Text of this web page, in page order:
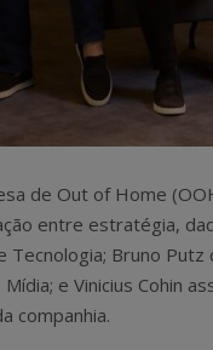
de Out of Home
entre estratégia,
Tecnologia; Bruno
e Vinicius Cohin
companhia.